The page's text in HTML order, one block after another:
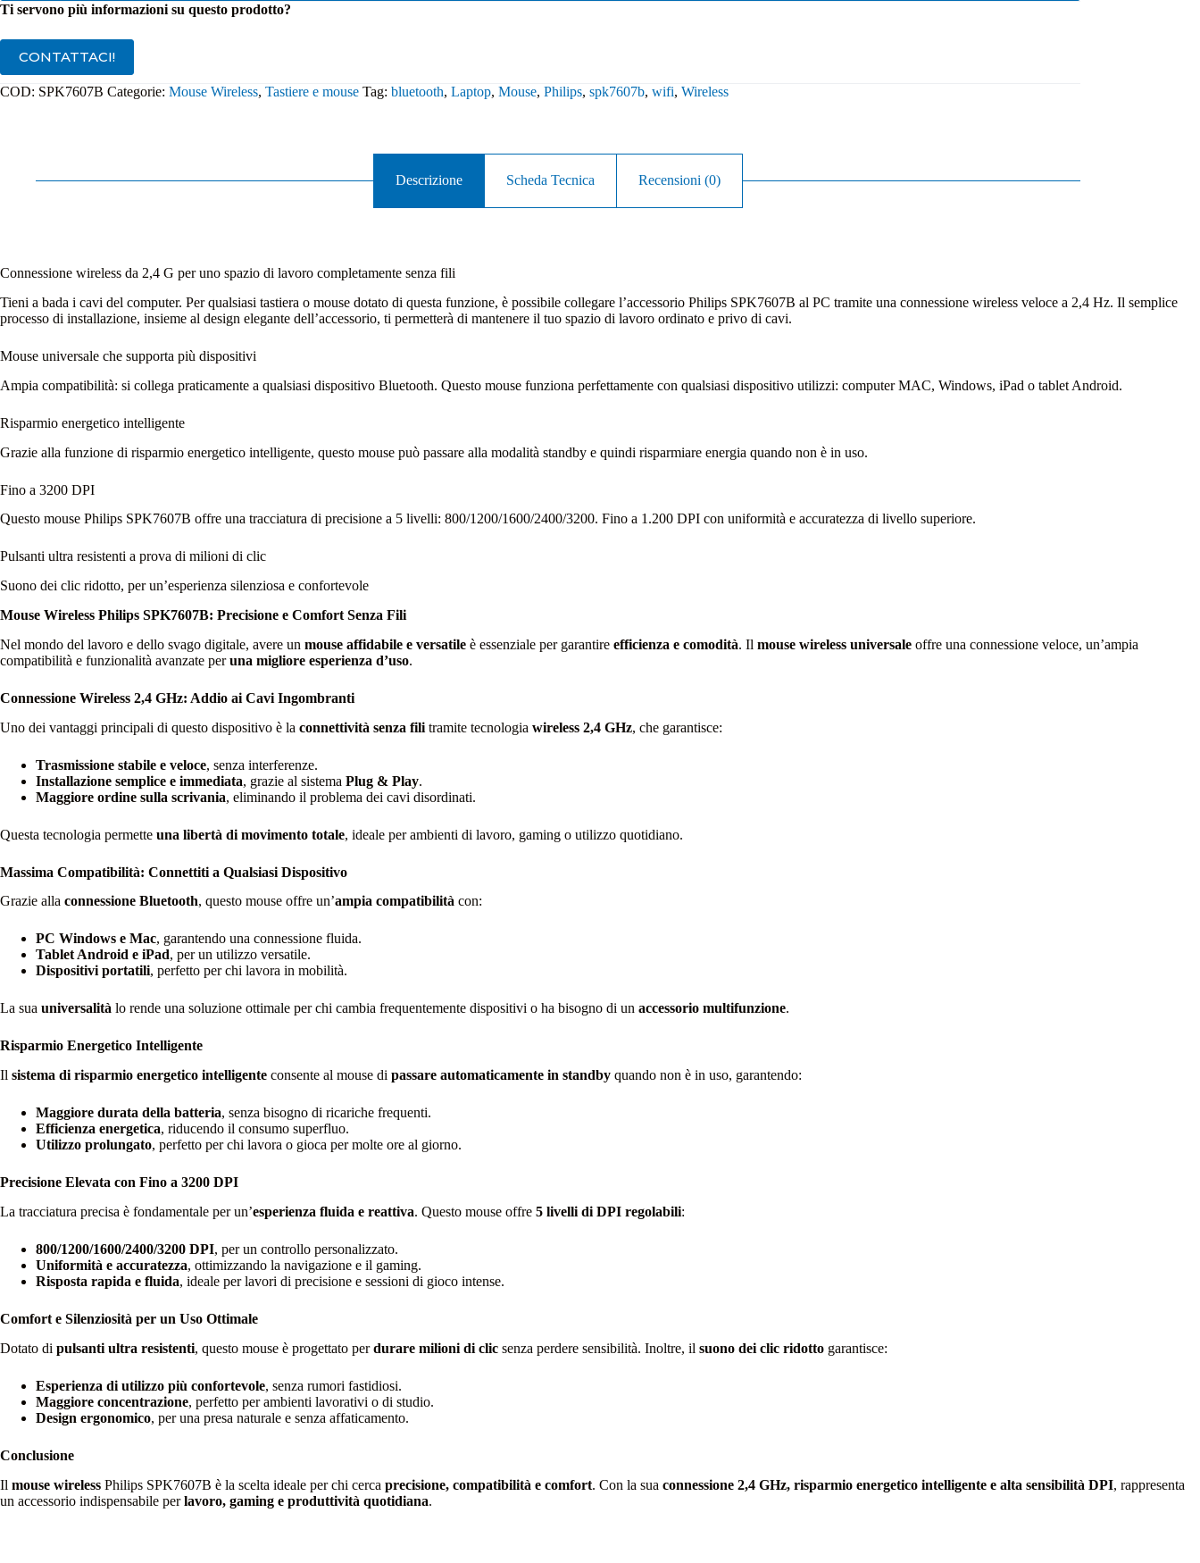
Ti servono più informazioni su questo prodotto?
CONTATTACI!
COD: SPK7607B Categorie: Mouse Wireless, Tastiere e mouse Tag: bluetooth, Laptop, Mouse, Philips, spk7607b, wifi, Wireless
Descrizione Scheda Tecnica Recensioni (0)
Connessione wireless da 2,4 G per uno spazio di lavoro completamente senza fili
Tieni a bada i cavi del computer. Per qualsiasi tastiera o mouse dotato di questa funzione, è possibile collegare l’accessorio Philips SPK7607B al PC tramite una connessione wireless veloce a 2,4 Hz. Il semplice
processo di installazione, insieme al design elegante dell’accessorio, ti permetterà di mantenere il tuo spazio di lavoro ordinato e privo di cavi.
Mouse universale che supporta più dispositivi
Ampia compatibilità: si collega praticamente a qualsiasi dispositivo Bluetooth. Questo mouse funziona perfettamente con qualsiasi dispositivo utilizzi: computer MAC, Windows, iPad o tablet Android.
Risparmio energetico intelligente
Grazie alla funzione di risparmio energetico intelligente, questo mouse può passare alla modalità standby e quindi risparmiare energia quando non è in uso.
Fino a 3200 DPI
Questo mouse Philips SPK7607B offre una tracciatura di precisione a 5 livelli: 800/1200/1600/2400/3200. Fino a 1.200 DPI con uniformità e accuratezza di livello superiore.
Pulsanti ultra resistenti a prova di milioni di clic
Suono dei clic ridotto, per un’esperienza silenziosa e confortevole
Mouse Wireless Philips SPK7607B: Precisione e Comfort Senza Fili
Nel mondo del lavoro e dello svago digitale, avere un mouse affidabile e versatile è essenziale per garantire efficienza e comodità. Il mouse wireless universale offre una connessione veloce, un’ampia
compatibilità e funzionalità avanzate peruna migliore esperienza d’uso.
Connessione Wireless 2,4 GHz: Addio ai Cavi Ingombranti
Uno dei vantaggi principali di questo dispositivo è la connettività senza fili tramite tecnologia wireless 2,4 GHz, che garantisce:
Trasmissione stabile e veloce, senza interferenze.
Installazione semplice e immediata, grazie al sistema Plug & Play.
Maggiore ordine sulla scrivania, eliminando il problema dei cavi disordinati.
Questa tecnologia permette una libertà di movimento totale, ideale per ambienti di lavoro, gaming o utilizzo quotidiano.
Massima Compatibilità: Connettiti a Qualsiasi Dispositivo
Grazie alla connessione Bluetooth, questo mouse offre un’ampia compatibilità con:
PC Windows e Mac, garantendo una connessione fluida.
Tablet Android e iPad, per un utilizzo versatile.
Dispositivi portatili, perfetto per chi lavora in mobilità.
La sua universalità lo rende una soluzione ottimale per chi cambia frequentemente dispositivi o ha bisogno di un accessorio multifunzione.
Risparmio Energetico Intelligente
Il sistema di risparmio energetico intelligente consente al mouse di passare automaticamente in standby quando non è in uso, garantendo:
Maggiore durata della batteria, senza bisogno di ricariche frequenti.
Efficienza energetica, riducendo il consumo superfluo.
Utilizzo prolungato, perfetto per chi lavora o gioca per molte ore al giorno.
Precisione Elevata con Fino a 3200 DPI
La tracciatura precisa è fondamentale per un’esperienza fluida e reattiva. Questo mouse offre 5 livelli di DPI regolabili:
800/1200/1600/2400/3200 DPI, per un controllo personalizzato.
Uniformità e accuratezza, ottimizzando la navigazione e il gaming.
Risposta rapida e fluida, ideale per lavori di precisione e sessioni di gioco intense.
Comfort e Silenziosità per un Uso Ottimale
Dotato di pulsanti ultra resistenti, questo mouse è progettato perdurare milioni di clic senza perdere sensibilità. Inoltre, il suono dei clic ridotto garantisce:
Esperienza di utilizzo più confortevole, senza rumori fastidiosi.
Maggiore concentrazione, perfetto per ambienti lavorativi o di studio.
Design ergonomico, per una presa naturale e senza affaticamento.
Conclusione
Il mouse wireless Philips SPK7607B è la scelta ideale per chi cerca precisione, compatibilità e comfort. Con la sua connessione 2,4 GHz, risparmio energetico intelligente e alta sensibilità DPI, rappresenta
un accessorio indispensabile perlavoro, gaming e produttività quotidiana.